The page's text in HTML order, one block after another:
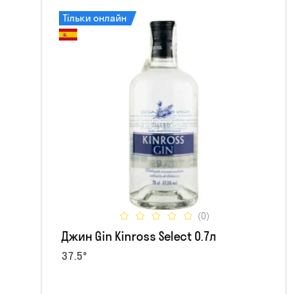
(0)
Тільки онлайн
Джин Gin Kinross Select 0.7л
37.5°